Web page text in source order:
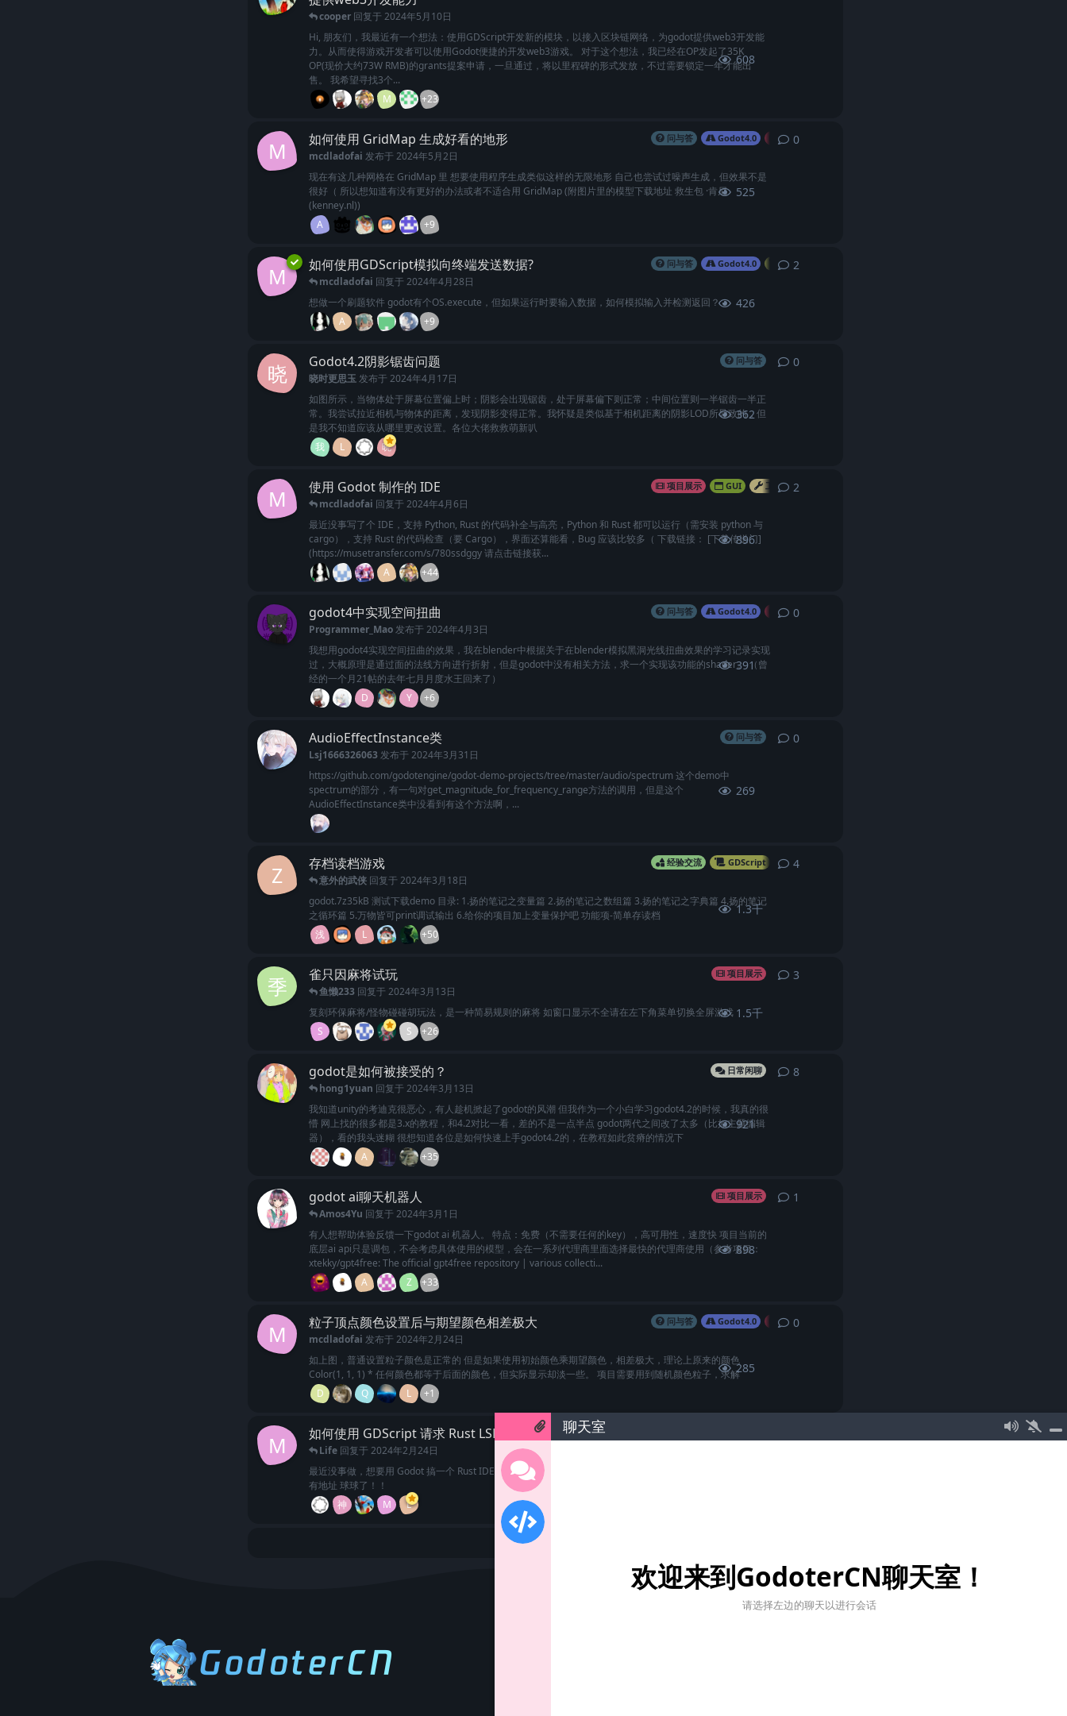
cooper 回复于 2024年5月10日
608
Hi, 朋友们，我最近有一个想法：使用GDScript开发新的模块，以接入区块链网络，为godot提供web3开发能
力。从而使得游戏开发者可以使用Godot便捷的开发web3游戏。 对于这个想法，我已经在OP发起了35K
OP(现价大约73W RMB)的grants提案申请，一旦通过，将以里程碑的形式发放，不过需要锁定一年才能出
售。 我希望寻找3个...
M
+23
M 如何使用 GridMap 生成好看的地形 问与答 Godot4.0 3D
mcdladofai 发布于 2024年5月2日
525
现在有这几种网格在 GridMap 里 想要使用程序生成类似这样的无限地形 自己也尝试过噪声生成，但效果不是
很好（ 所以想知道有没有更好的办法或者不适合用 GridMap (附图片里的模型下载地址 救生包 ·肯尼
(kenney.nl))
A
+9
0
M 如何使用GDScript模拟向终端发送数据? 问与答 Godot4.0 GDScript
mcdladofai 回复于 2024年4月28日
426
想做一个刷题软件 godot有个OS.execute，但如果运行时要输入数据，如何模拟输入并检测返回？
A
+9
2
晓 Godot4.2阴影锯齿问题 问与答
晓时更思玉发布于 2024年4月17日
362
如图所示，当物体处于屏幕位置偏上时；阴影会出现锯齿，处于屏幕偏下则正常；中间位置则一半锯齿一半正
常。我尝试拉近相机与物体的距离，发现阴影变得正常。我怀疑是类似基于相机距离的阴影LOD所导致的，但
是我不知道应该从哪里更改设置。各位大佬救救萌新叭
我
L 晓
0
M 使用 Godot 制作的 IDE 项目展示 GUI 工具/软件
mcdladofai 回复于 2024年4月6日
896
最近没事写了个 IDE，支持 Python, Rust 的代码补全与高亮，Python 和 Rust 都可以运行（需安装 python 与
cargo），支持 Rust 的代码检查（要 Cargo），界面还算能看，Bug 应该比较多（ 下载链接： [下载传送门]
(https://musetransfer.com/s/780ssdggy 请点击链接获...
A
+44
2
godot4中实现空间扭曲 问与答 Godot4.0 3D
Programmer_Mao发布于 2024年4月3日
391
我想用godot4实现空间扭曲的效果，我在blender中根据关于在blender模拟黑洞光线扭曲效果的学习记录实现
过，大概原理是通过面的法线方向进行折射，但是godot中没有相关方法，求一个实现该功能的shader。 （曾
经的一个月21帖的去年七月月度水王回来了）
D
Y +6
0
AudioEffectInstance类 问与答
Lsj1666326063发布于 2024年3月31日
269
https://github.com/godotengine/godot-demo-projects/tree/master/audio/spectrum 这个demo中
spectrum的部分，有一句对get_magnitude_for_frequency_range方法的调用，但是这个
AudioEffectInstance类中没看到有这个方法啊，...
0
Z 存档读档游戏 经验交流 GDScript API
意外的武侠 回复于 2024年3月18日
1.3千
godot.7z35kB 测试下载demo 目录: 1.扬的笔记之变量篇 2.扬的笔记之数组篇 3.扬的笔记之字典篇 4.扬的笔记
之循环篇 5.万物皆可print调试输出 6.给你的项目加上变量保护吧 功能项-简单存读档
浅
L +50
4
季 雀只因麻将试玩 项目展示
鱼懒233 回复于 2024年3月13日
1.5千
复刻环保麻将/怪物碰碰胡玩法，是一种简易规则的麻将 如窗口显示不全请在左下角菜单切换全屏游戏
S
S +26
3
godot是如何被接受的？ 日常闲聊
hong1yuan 回复于 2024年3月13日
921
我知道unity的考迪克很恶心，有人趁机掀起了godot的风潮 但我作为一个小白学习godot4.2的时候，我真的很
懵 网上找的很多都是3.x的教程，和4.2对比一看，差的不是一点半点 godot两代之间改了太多（比如主题编辑
器），看的我头迷糊 很想知道各位是如何快速上手godot4.2的，在教程如此贫瘠的情况下
A
+35
8
godot ai聊天机器人 项目展示
Amos4Yu 回复于 2024年3月1日
898
有人想帮助体验反馈一下godot ai 机器人。 特点：免费（不需要任何的key），高可用性，速度快 项目当前的
底层ai api只是调包，不会考虑具体使用的模型，会在一系列代理商里面选择最快的代理商使用（参考项目：
xtekky/gpt4free: The official gpt4free repository | various collecti...
A
Z +33
1
M 粒子顶点颜色设置后与期望颜色相差极大 问与答 Godot4.0 3D
mcdladofai 发布于 2024年2月24日
285
如上图，普通设置粒子颜色是正常的 但是如果使用初始颜色乘期望颜色，相差极大，理论上原来的颜色
Color(1, 1, 1) * 任何颜色都等于后面的颜色，但实际显示却淡一些。 项目需要用到随机颜色粒子，求解
D
Q L +1
0
M 如何使用 GDScript 请求 Rust LSP？
Life 回复于 2024年2月24日
最近没事做，想要用 Godot 搞一个 Rust IDE，但是不知道怎么请求 Rust LSP,应该是用HTTPRequest，但是要
有地址 球球了！！
神
M L
加载更多
聊天室
欢迎来到GodoterCN聊天室！
请选择左边的聊天以进行会话